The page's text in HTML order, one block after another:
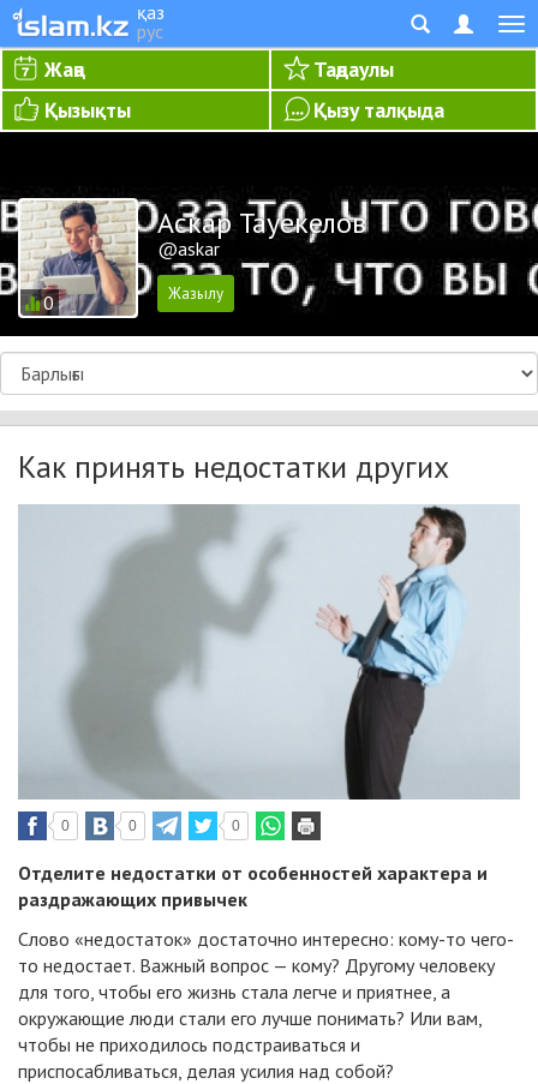
қаз
рус
Жаңа
Таңдаулы
Қызықты
Қызу талқыда
0
Аскар Тауекелов
@askar
Как принять недостатки других
0 0 0
Отделите недостатки от особенностей характера и
раздражающих привычек
Слово «недостаток» достаточно интересно: кому-то чего-
то недостает. Важный вопрос — кому? Другому человеку
для того, чтобы его жизнь стала легче и приятнее, а
окружающие люди стали его лучше понимать? Или вам,
чтобы не приходилось подстраиваться и
приспосабливаться, делая усилия над собой?